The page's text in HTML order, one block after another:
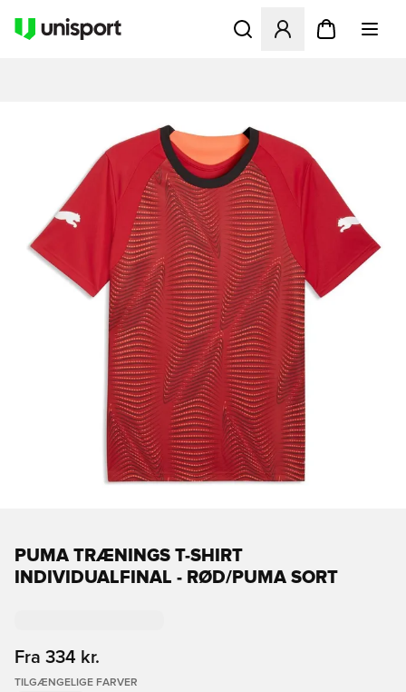
Åbner en Modal til at
PUMA TRÆNINGS T-SHIRT
INDIVIDUALFINAL - RØD/PUMA SORT
Fra 334 kr.
TILGÆNGELIGE FARVER